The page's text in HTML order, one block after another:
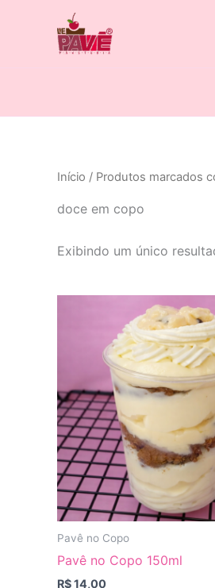
Início / Produtos marcados
doce em copo
Exibindo um único
Pavê no Copo
Pavê no Copo 150ml
R$14,00